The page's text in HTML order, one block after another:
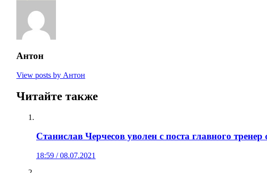
Антон
View posts by Антон
Читайте также
Станислав Черчесов уволен с поста главного
18:59 / 08.07.2021